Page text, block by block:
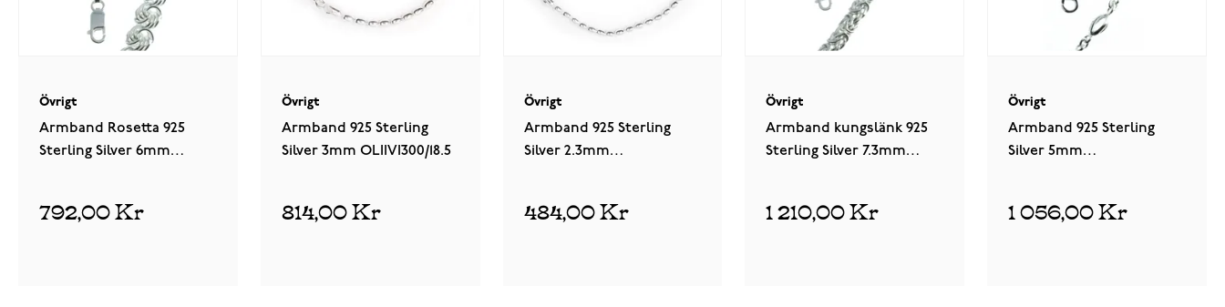
Övrigt
Armband Rosetta 925
Sterling Silver 6mm
792,00 Kr
Övrigt
Armband 925 Sterling
Silver 3mm OLIIVI300/18.5
814,00 Kr
Övrigt
Armband 925 Sterling
Silver 2.3mm
484,00 Kr
Övrigt
Armband kungslänk 925
Sterling Silver 7.3mm
1 210,00 Kr
Övrigt
Armband 925 Sterling
Silver 5mm
1 056,00 Kr